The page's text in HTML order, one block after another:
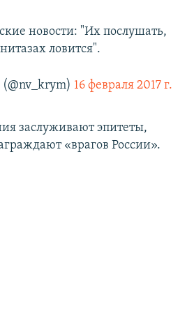
новости: "Их послушать,
ловится".
16 февраля 2017 г.
заслуживают эпитеты,
«врагов России».